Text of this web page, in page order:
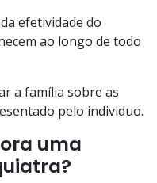
efetividade do
ao longo de todo
a família sobre as
pelo individuo.
uma